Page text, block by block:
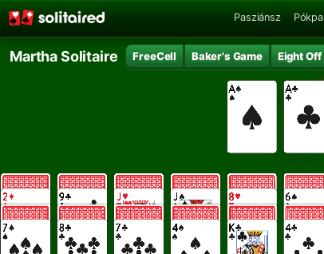
Pasziánsz
Martha Solitaire FreeCell Baker's Game Eight Off